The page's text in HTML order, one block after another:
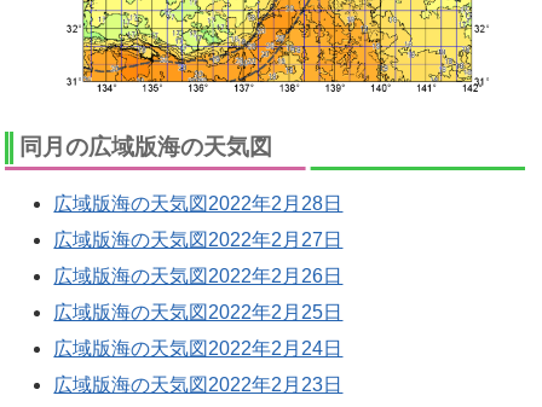
同月の広域版海の天気図
広域版海の天気図2022年2月28日
広域版海の天気図2022年2月27日
広域版海の天気図2022年2月26日
広域版海の天気図2022年2月25日
広域版海の天気図2022年2月24日
広域版海の天気図2022年2月23日